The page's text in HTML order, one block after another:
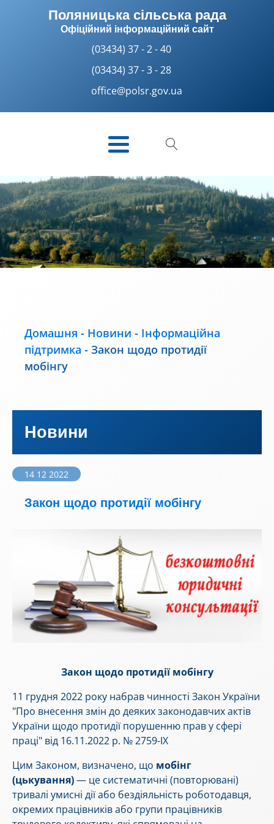
Поляницька сільська рада
Офіційний інформаційний сайт
(03434) 37 - 2 - 40
(03434) 37 - 3 - 28
office@polsr.gov.ua
Домашня - Новини - Інформаційна
підтримка - Закон щодо протидії
мобінгу
Новини
14 12 2022
Закон щодо протидії мобінгу
Закон щодо протидії мобінгу
11 грудня 2022 року набрав чинності Закон України
"Про внесення змін до деяких законодавчих актів
України щодо протидії порушенню прав у сфері
праці" від 16.11.2022 р. № 2759-IX
Цим Законом, визначено, що мобінг
(цькування)— це систематичні (повторювані)
тривалі умисні дії або бездіяльність роботодавця,
окремих працівників або групи працівників